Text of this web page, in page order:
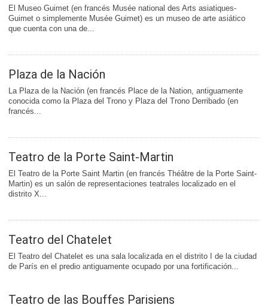
El Museo Guimet (en francés Musée national des Arts asiatiques-
Guimet o simplemente Musée Guimet) es un museo de arte asiático
que cuenta con una de...
Plaza de la Nación
La Plaza de la Nación (en francés Place de la Nation, antiguamente
conocida como la Plaza del Trono y Plaza del Trono Derribado (en
francés...
Teatro de la Porte Saint-Martin
El Teatro de la Porte Saint Martin (en francés Théâtre de la Porte Saint-
Martin) es un salón de representaciones teatrales localizado en el
distrito X...
Teatro del Chatelet
El Teatro del Chatelet es una sala localizada en el distrito I de la ciudad
de París en el predio antiguamente ocupado por una fortificación...
Teatro de las Bouffes Parisiens